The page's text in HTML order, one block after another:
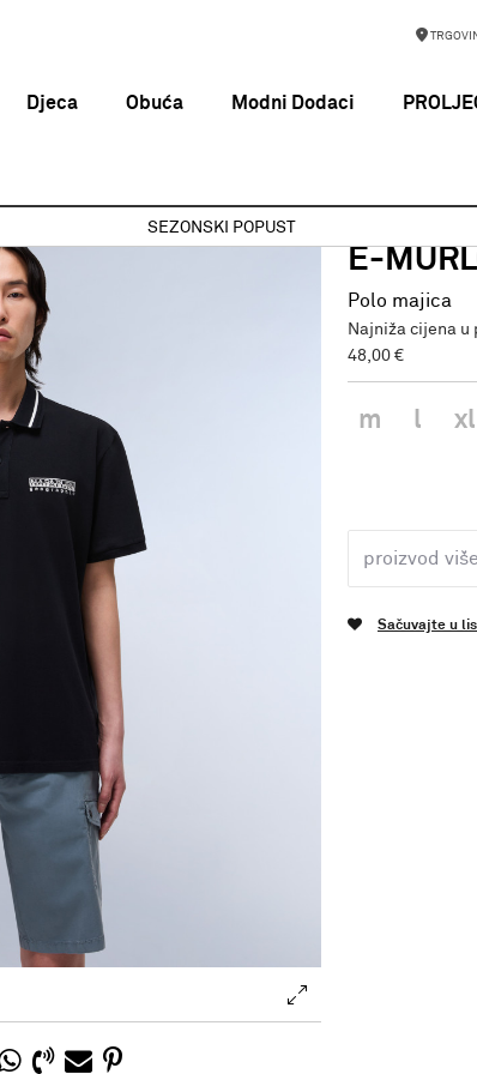
Djeca Obuća Modni Dodaci
SEZONSKI POPUST
E-
Polo majica
Najniža cijena u
48,00 €
m l xl
proizvod
Sačuvajte u